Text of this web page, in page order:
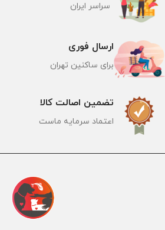
تضمین اصالت کالا
اعتماد سرمایه ماست
ارسال فوری
برای ساکنین تهران
سراسر ایران